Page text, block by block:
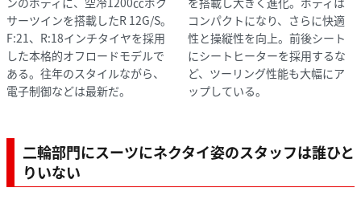
サーツインを搭載したR 12G/S。
F:21、R:18インチタイヤを採用
した本格的オフロードモデルで
ある。往年のスタイルながら、
電子制御などは最新だ。
コンパクトになり、さらに快適
性と操縦性を向上。前後シート
にシートヒーターを採用するな
ど、ツーリング性能も大幅にア
ップしている。
二輪部門にスーツにネクタイ姿のスタッフは誰ひと
りいない